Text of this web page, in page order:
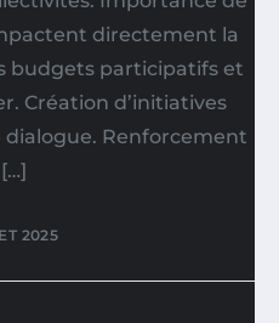
directement la
budgets participatifs et
Création d’initiatives
dialogue. Renforcement
2025